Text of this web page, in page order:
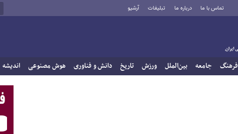
تماس با ما درباره ما تبلیغات آرشیو
فرهنگ جامعه بین‌الملل ورزش تاریخ دانش و فناوری هوش مصنوعی اندیشه